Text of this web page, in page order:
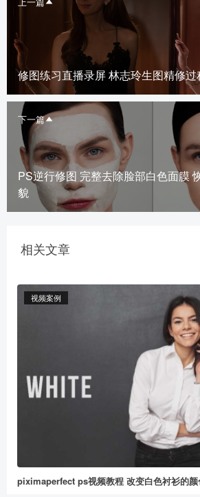
修图练习直播录屏 林志玲生图精修过
下一篇
PS逆行修图 完整去除脸部白色面膜
貌
相关文章
视频案例
piximaperfect ps视频教程 改变白色衬衫的颜